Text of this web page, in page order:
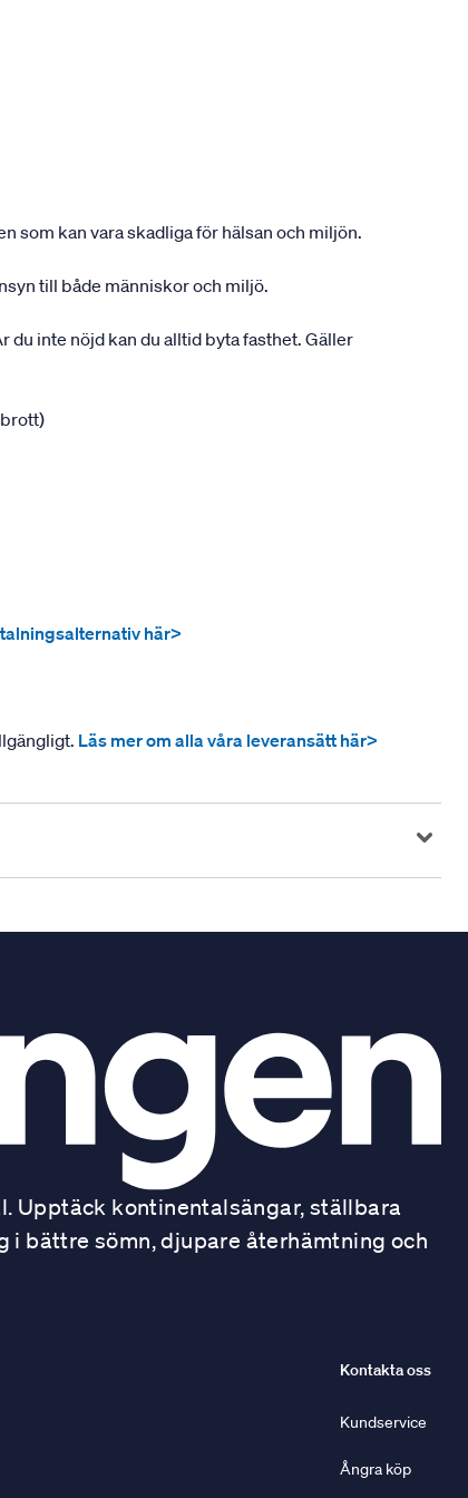
som kan vara skadliga för hälsan och miljön.
till både människor och miljö.
du inte nöjd kan du alltid byta fasthet. Gäller
här>
Läs mer om alla våra leveransätt här>
Upptäck kontinentalsängar, ställbara
i bättre sömn, djupare återhämtning och
Kontakta oss
Kundservice
Ångra köp